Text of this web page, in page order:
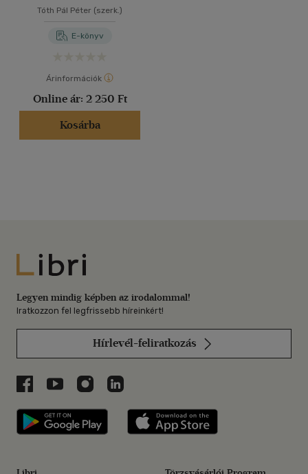
Tóth Pál Péter (szerk.)
E-könyv
Árinformációk
Online ár: 2 250 Ft
Kosárba
Libri
Legyen mindig képben az irodalommal!
Iratkozzon fel legfrissebb híreinkért!
Hírlevél-feliratkozás
Libri a Facebookon
Libri a Youtube-on
Libri az Instagramon
Libri a LinkedInen
Libri applikáció Szerezd meg: Google